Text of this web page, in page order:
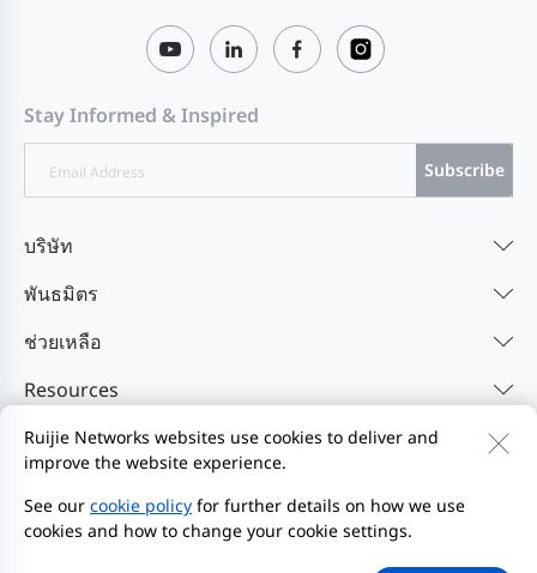
Stay Informed & Inspired
Subscribe
บริษัท
พันธมิตร
ช่วยเหลือ
Resources
ติดต่อเรา Feedback
นโยบายความเป็นส่วนตัว
ข้อตกลงผู้ใช้เว็บไซต์
Privacy Inquiries
เริ่มรายงาน
แผนผังเว็บไซต์
Ruijie Networks websites use cookies to deliver and
improve the website experience.
See our cookie policy for further details on how we use
cookies and how to change your cookie settings.